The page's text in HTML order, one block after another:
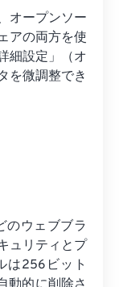
オープンソー
アの両方を使
細設定」（オ
を微調整でき
のウェブブラ
ュリティとプ
は256ビット